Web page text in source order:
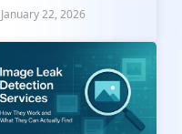
January 22, 2026